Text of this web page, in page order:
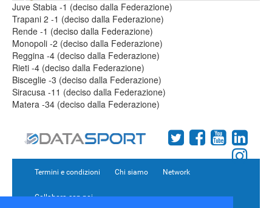
Juve Stabia -1 (deciso dalla Federazione)
Trapani 2 -1 (deciso dalla Federazione)
Rende -1 (deciso dalla Federazione)
Monopoli -2 (deciso dalla Federazione)
Reggina -4 (deciso dalla Federazione)
Rieti -4 (deciso dalla Federazione)
Bisceglie -3 (deciso dalla Federazione)
Siracusa -11 (deciso dalla Federazione)
Matera -34 (deciso dalla Federazione)
Termini e condizioni Chi siamo Network
Collabora con noi